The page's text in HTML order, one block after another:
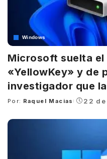
Windows
Microsoft suelta el
«YellowKey» y de
investigador que
Posted
Por: Raquel Macias 22